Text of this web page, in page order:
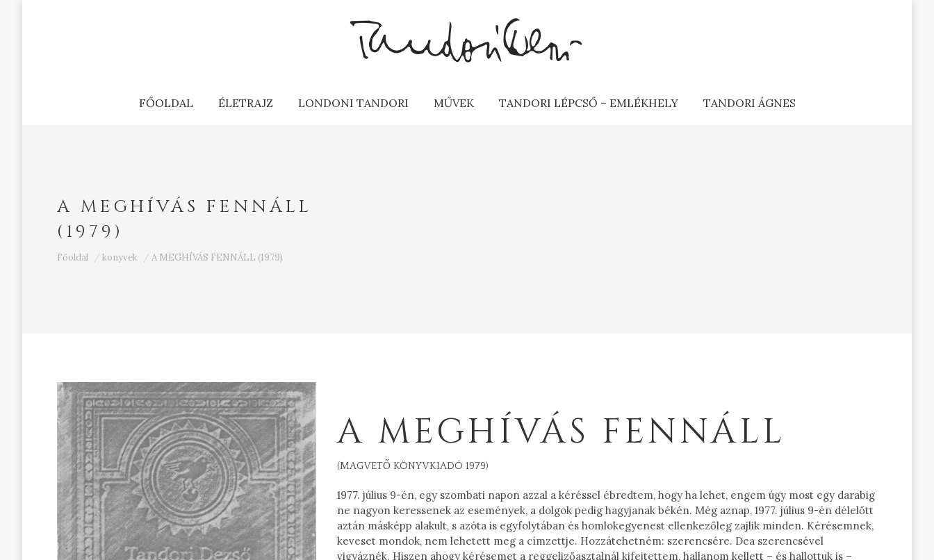
FŐOLDAL ÉLETRAJZ LONDONI TANDORI MŰVEK TANDORI LÉPCSŐ – EMLÉKHELY TANDORI ÁGNES
A MEGHÍVÁS FENNÁLL
(1979)
Ön itt van:
Főoldal konyvek A MEGHÍVÁS FENNÁLL (1979)
A MEGHÍVÁS FENNÁLL
(MAGVETŐ KÖNYVKIADÓ 1979)
1977. július 9-én, egy szombati napon azzal a kéréssel ébredtem, hogy ha lehet, engem úgy most egy darabig
ne nagyon keressenek az események, a dolgok pedig hagyjanak békén. Még aznap, 1977. július 9-én délelőtt
aztán másképp alakult, s azóta is egyfolytában és homlokegyenest ellenkezőleg zajlik minden. Kérésemnek,
keveset mondok, nem lehetett meg a címzettje. Hozzátehetném: szerencsére. Dea szerencsével
vigyáznék. Hiszen ahogy kérésemet a reggelizőasztalnál kifejtettem, hallanom kellett – és hallottuk is –